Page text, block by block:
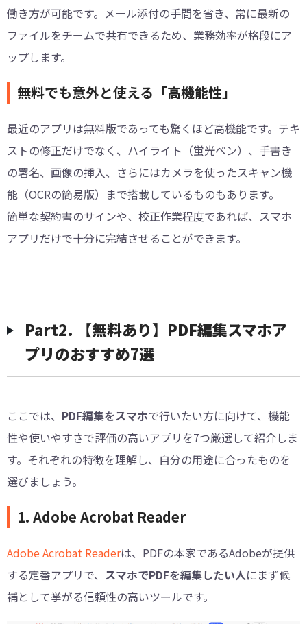
働き方が可能です。メール添付の手間を省き、常に最新の
ファイルをチームで共有できるため、業務効率が格段にア
ップします。
無料でも意外と使える「高機能性」
最近のアプリは無料版であっても驚くほど高機能です。テキ
ストの修正だけでなく、ハイライト（蛍光ペン）、手書き
の署名、画像の挿入、さらにはカメラを使ったスキャン機
能（OCRの簡易版）まで搭載しているものもあります。
簡単な契約書のサインや、校正作業程度であれば、スマホ
アプリだけで十分に完結させることができます。
︎Part2. 【無料あり】PDF編集スマホア
プリのおすすめ7選
ここでは、 PDF編集をスマホで行いたい方に向けて、機能
性や使いやすさで評価の高いアプリを7つ厳選して紹介しま
す。それぞれの特徴を理解し、自分の用途に合ったものを
選びましょう。
1. Adobe Acrobat Reader
Adobe Acrobat Readerは、PDFの本家であるAdobeが提供
する定番アプリで、 スマホでPDFを編集したい人にまず候
補として挙がる信頼性の高いツールです。